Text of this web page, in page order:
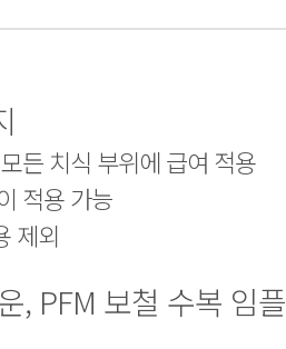
든 치식 부위에 급여 적용
적용 가능
제외
, PFM 보철 수복 임